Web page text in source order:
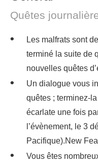
Quêtes
Les malfrats sont
terminé la suite de
nouvelles quêtes
Un dialogue vous
quêtes ; terminez-
écarlate une fois
l’évènement, le 3
Pacifique).New
Vous êtes